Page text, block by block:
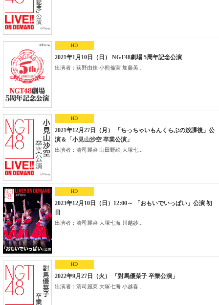
HD
2021年1月10日（日） NGT48劇場 5周年記念公演
出演者：荻野由佳 小熊倫実 加藤美...
HD
2021年12月27日（月） 「ちっちゃいもんくらぶの放課後」公
演＆「小見山沙空 卒業公演」
出演者：清司麗菜 山田野絵 大塚七...
HD
2023年12月10日（日）12:00～ 「おもいでいっぱい」公演 初
日
出演者：清司麗菜 大塚七海 川越紗...
HD
2022年9月27日（火） 「對馬優菜子 卒業公演」
出演者：清司麗菜 大塚七海 小越春...